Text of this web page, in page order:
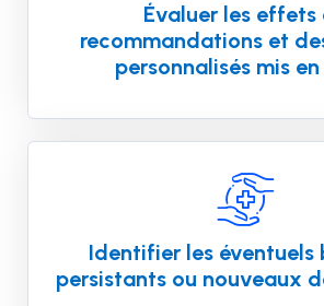
Évaluer les effets
recommandations et
personnalisés mis
Identifier les éventuels
persistants ou nouveaux